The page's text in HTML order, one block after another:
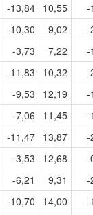
-13,84 10,55
-
-10,30 9,02
-
-3,73 7,22
-
-11,83 10,32
-9,53 12,19
-
-7,06 11,45
-
-11,47 13,87
-
-3,53 12,68
-
-6,21 9,31
-
-10,70 14,00
-